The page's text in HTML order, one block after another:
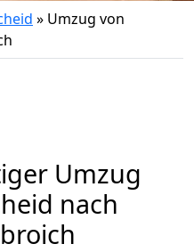
» Umzug von
Umzug
nach